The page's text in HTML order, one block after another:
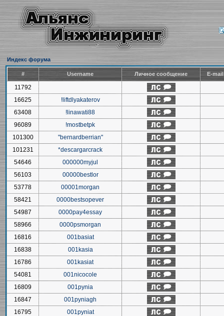
Индекс форума
# Username Личное сообщение E-
11792
16625
!liftdlyakaterov
63408
!linawati88
96089
!mostbetpk
101300
"bernardberrian"
101231
*descargarcrack
54646
000000myjul
56103
00000bestlor
53778
00001morgan
58421
0000bestsopever
54987
0000pay4essay
58966
0000psmorgan
16816
001basiat
16838
001kasia
16786
001kasiat
54081
001nicocole
16809
001pynia
16847
001pyniagh
16795
001pyniat